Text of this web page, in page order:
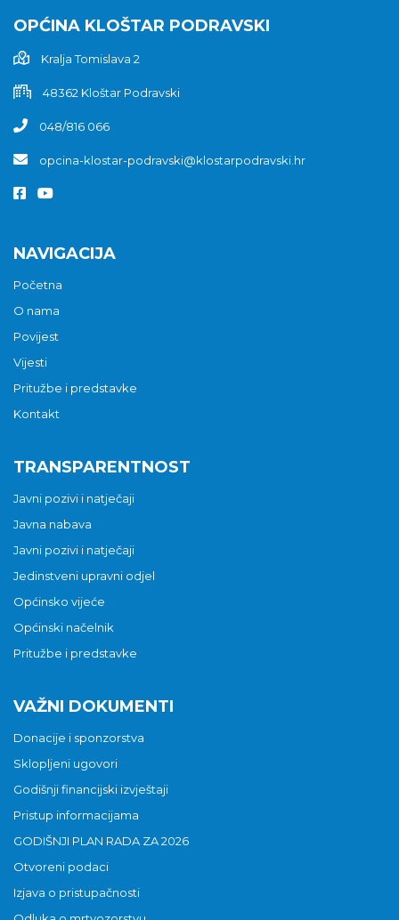
OPĆINA KLOŠTAR PODRAVSKI
Kralja Tomislava 2
48362 Kloštar Podravski
048/816 066
opcina-klostar-podravski@klostarpodravski.hr
NAVIGACIJA
Početna
O nama
Povijest
Vijesti
Pritužbe i predstavke
Kontakt
TRANSPARENTNOST
Javni pozivi i natječaji
Javna nabava
Javni pozivi i natječaji
Jedinstveni upravni odjel
Općinsko vijeće
Općinski načelnik
Pritužbe i predstavke
VAŽNI DOKUMENTI
Donacije i sponzorstva
Sklopljeni ugovori
Godišnji financijski izvještaji
Pristup informacijama
GODIŠNJI PLAN RADA ZA 2026
Otvoreni podaci
Izjava o pristupačnosti